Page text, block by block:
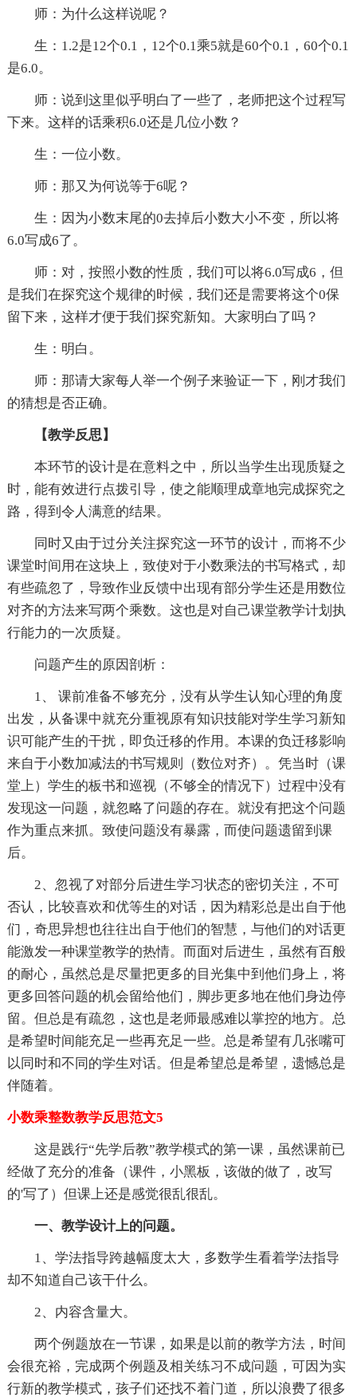
师：为什么这样说呢？
生：1.2是12个0.1，12个0.1乘5就是60个0.1，60个0.1
是6.0。
师：说到这里似乎明白了一些了，老师把这个过程写
下来。这样的话乘积6.0还是几位小数？
生：一位小数。
师：那又为何说等于6呢？
生：因为小数末尾的0去掉后小数大小不变，所以将
6.0写成6了。
师：对，按照小数的性质，我们可以将6.0写成6，但
是我们在探究这个规律的时候，我们还是需要将这个0保
留下来，这样才便于我们探究新知。大家明白了吗？
生：明白。
师：那请大家每人举一个例子来验证一下，刚才我们
的猜想是否正确。
【教学反思】
本环节的设计是在意料之中，所以当学生出现质疑之
时，能有效进行点拨引导，使之能顺理成章地完成探究之
路，得到令人满意的结果。
同时又由于过分关注探究这一环节的设计，而将不少
课堂时间用在这块上，致使对于小数乘法的书写格式，却
有些疏忽了，导致作业反馈中出现有部分学生还是用数位
对齐的方法来写两个乘数。这也是对自己课堂教学计划执
行能力的一次质疑。
问题产生的原因剖析：
1、 课前准备不够充分，没有从学生认知心理的角度
出发，从备课中就充分重视原有知识技能对学生学习新知
识可能产生的干扰，即负迁移的作用。本课的负迁移影响
来自于小数加减法的书写规则（数位对齐）。凭当时（课
堂上）学生的板书和巡视（不够全的情况下）过程中没有
发现这一问题，就忽略了问题的存在。就没有把这个问题
作为重点来抓。致使问题没有暴露，而使问题遗留到课
后。
2、忽视了对部分后进生学习状态的密切关注，不可
否认，比较喜欢和优等生的对话，因为精彩总是出自于他
们，奇思异想也往往出自于他们的智慧，与他们的对话更
能激发一种课堂教学的热情。而面对后进生，虽然有百般
的耐心，虽然总是尽量把更多的目光集中到他们身上，将
更多回答问题的机会留给他们，脚步更多地在他们身边停
留。但总是有疏忽，这也是老师最感难以掌控的地方。总
是希望时间能充足一些再充足一些。总是希望有几张嘴可
以同时和不同的学生对话。但是希望总是希望，遗憾总是
伴随着。
小数乘整数教学反思范文5
这是践行“先学后教”教学模式的第一课，虽然课前已
经做了充分的准备（课件，小黑板，该做的做了，改写
的'写了）但课上还是感觉很乱很乱。
一、教学设计上的问题。
1、学法指导跨越幅度太大，多数学生看着学法指导
却不知道自己该干什么。
2、内容含量大。
两个例题放在一节课，如果是以前的教学方法，时间
会很充裕，完成两个例题及相关练习不成问题，可因为实
行新的教学模式，孩子们还找不着门道，所以浪费了很多